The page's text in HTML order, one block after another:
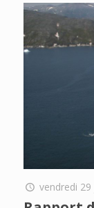
vendredi